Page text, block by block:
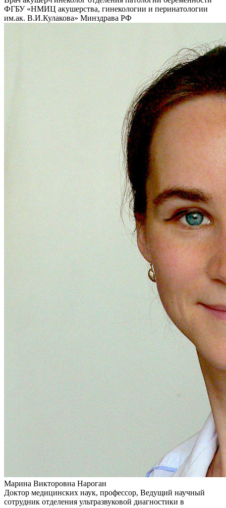
ФГБУ «НМИЦ акушерства, гинекологии и перинатологии
им.ак. В.И.Кулакова» Минздрава РФ
Марина Викторовна Нароган
Доктор медицинских наук, профессор, Ведущий научный
сотрудник отделения ультразвуковой диагностики в